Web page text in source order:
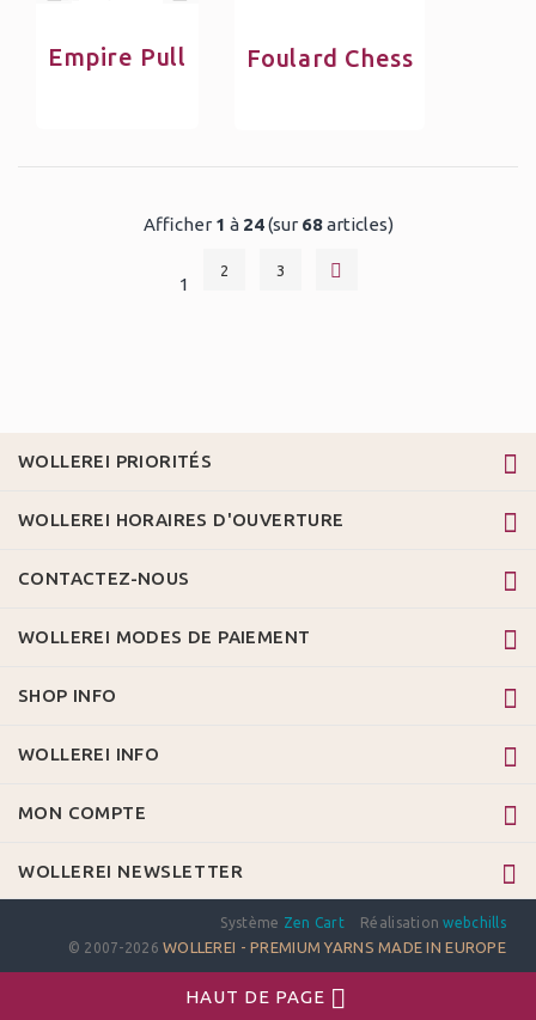
Empire Pull Foulard Chess
Afficher 1 à 24(sur 68articles)
1
2 3
WOLLEREI PRIORITÉS
WOLLEREI HORAIRES D'OUVERTURE
CONTACTEZ-NOUS
WOLLEREI MODES DE PAIEMENT
SHOP INFO
WOLLEREI INFO
MON COMPTE
WOLLEREI NEWSLETTER
Système Zen Cart Réalisationwebchills
© 2007-2026WOLLEREI - PREMIUM YARNS MADE IN EUROPE
HAUT DE PAGE